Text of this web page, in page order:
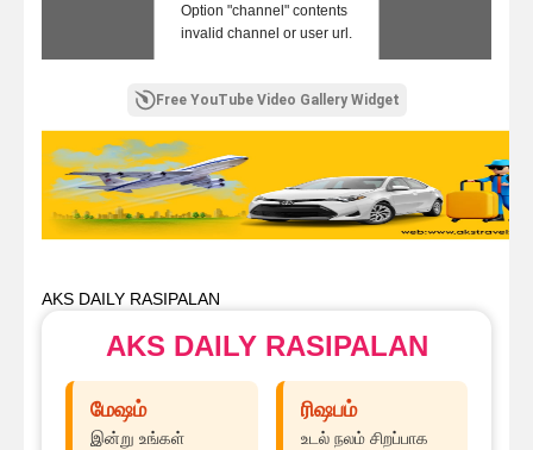
Option "channel" contents
invalid channel or user url.
Free YouTube Video Gallery Widget
AKS DAILY RASIPALAN
AKS DAILY RASIPALAN
மேஷம்
இன்று உங்கள்
ரிஷபம்
உடல் நலம் சிறப்பாக